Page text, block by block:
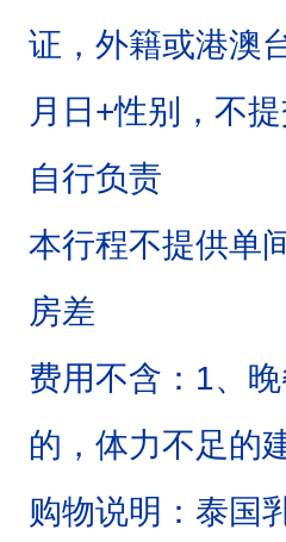
证，外籍或港澳
月日+性别，不
自行负责
本行程不提供单
房差
费用不含：1、
的，体力不足的
购物说明：泰国